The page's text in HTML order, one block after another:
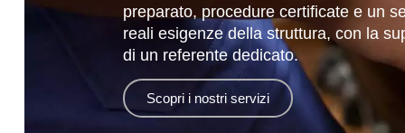
preparato, procedure certificate e un
reali esigenze della struttura, con la
di un referente dedicato.
Scopri i nostri servizi